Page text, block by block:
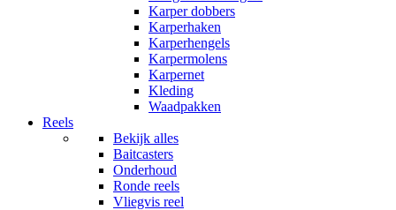
Karper dobbers
Karperhaken
Karperhengels
Karpermolens
Karpernet
Kleding
Waadpakken
Reels
Bekijk alles
Baitcasters
Onderhoud
Ronde reels
Vliegvis reel